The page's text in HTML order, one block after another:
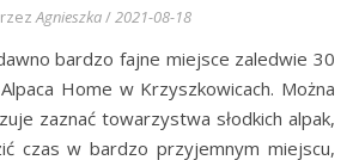
Agnieszka/2021-08-18
Home w Krzyszkowicach. Można
zaznać towarzystwa słodkich alpak,
czas w bardzo przyjemnym miejscu,